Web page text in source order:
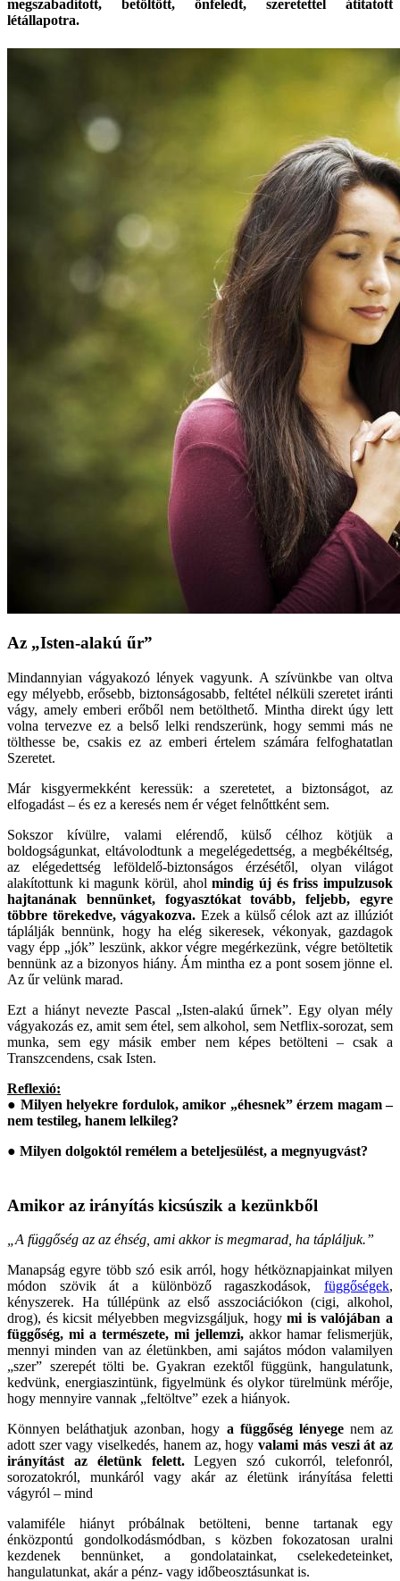
megszabadított, betöltött, önfeledt, szeretettel átitatott
létállapotra.
Az „Isten-alakú űr”
Mindannyian vágyakozó lények vagyunk. A szívünkbe van oltva
egy mélyebb, erősebb, biztonságosabb, feltétel nélküli szeretet iránti
vágy, amely emberi erőből nem betölthető. Mintha direkt úgy lett
volna tervezve ez a belső lelki rendszerünk, hogy semmi más ne
tölthesse be, csakis ez az emberi értelem számára felfoghatatlan
Szeretet.
Már kisgyermekként keressük: a szeretetet, a biztonságot, az
elfogadást – és ez a keresés nem ér véget felnőttként sem.
Sokszor kívülre, valami elérendő, külső célhoz kötjük a
boldogságunkat, eltávolodtunk a megelégedettség, a megbékéltség,
az elégedettség leföldelő-biztonságos érzésétől, olyan világot
alakítottunk ki magunk körül, aholmindig új és friss impulzusok
hajtanának bennünket, fogyasztókat tovább, feljebb, egyre
többre törekedve, vágyakozva. Ezek a külső célok azt az illúziót
táplálják bennünk, hogy ha elég sikeresek, vékonyak, gazdagok
vagy épp „jók” leszünk, akkor végre megérkezünk, végre betöltetik
bennünk az a bizonyos hiány. Ám mintha ez a pont sosem jönne el.
Az űr velünk marad.
Ezt a hiányt nevezte Pascal „Isten-alakú űrnek”. Egy olyan mély
vágyakozás ez, amit sem étel, sem alkohol, sem Netflix-sorozat, sem
munka, sem egy másik ember nem képes betölteni – csak a
Transzcendens, csak Isten.
Reflexió:
● Milyen helyekre fordulok, amikor „éhesnek” érzem magam –
nem testileg, hanem lelkileg?
● Milyen dolgoktól remélem a beteljesülést, a megnyugvást?
Amikor az irányítás kicsúszik a kezünkből
„A függőség az az éhség, ami akkor is megmarad, ha tápláljuk.”
Manapság egyre több szó esik arról, hogy hétköznapjainkat milyen
módon szövik át a különböző ragaszkodások, függőségek,
kényszerek. Ha túllépünk az első asszociációkon (cigi, alkohol,
drog), és kicsit mélyebben megvizsgáljuk, hogymi is valójában a
függőség, mi a természete, mi jellemzi, akkor hamar felismerjük,
mennyi minden van az életünkben, ami sajátos módon valamilyen
„szer” szerepét tölti be. Gyakran ezektől függünk, hangulatunk,
kedvünk, energiaszintünk, figyelmünk és olykor türelmünk mérője,
hogy mennyire vannak „feltöltve” ezek a hiányok.
Könnyen beláthatjuk azonban, hogy a függőség lényegenem az
adott szer vagy viselkedés, hanem az, hogyvalami más veszi át az
irányítást az életünk felett.Legyen szó cukorról, telefonról,
sorozatokról, munkáról vagy akár az életünk irányítása feletti
vágyról – mind
valamiféle hiányt próbálnak betölteni, benne tartanak egy
énközpontú gondolkodásmódban, s közben fokozatosan uralni
kezdenek bennünket, a gondolatainkat, cselekedeteinket,
hangulatunkat, akár a pénz- vagy időbeosztásunkat is.